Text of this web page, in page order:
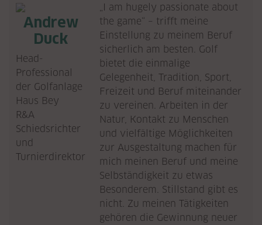
Andrew
Duck
Head-
Professional
der Golfanlage
Haus Bey
R&A
Schiedsrichter
und
Turnierdirektor
„I am hugely passionate about
the game“ – trifft meine
Einstellung zu meinem Beruf
sicherlich am besten. Golf
bietet die einmalige
Gelegenheit, Tradition, Sport,
Freizeit und Beruf miteinander
zu vereinen. Arbeiten in der
Natur, Kontakt zu Menschen
und vielfältige Möglichkeiten
zur Ausgestaltung machen für
mich meinen Beruf und meine
Selbständigkeit zu etwas
Besonderem. Stillstand gibt es
nicht. Zu meinen Tätigkeiten
gehören die Gewinnung neuer